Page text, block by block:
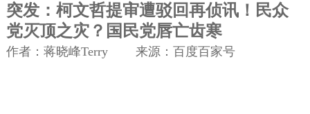
突发：柯文哲提审遭驳回再侦讯！民众
党灭顶之灾？国民党唇亡齿寒
作者：蒋晓峰Terry 来源：百度百家号